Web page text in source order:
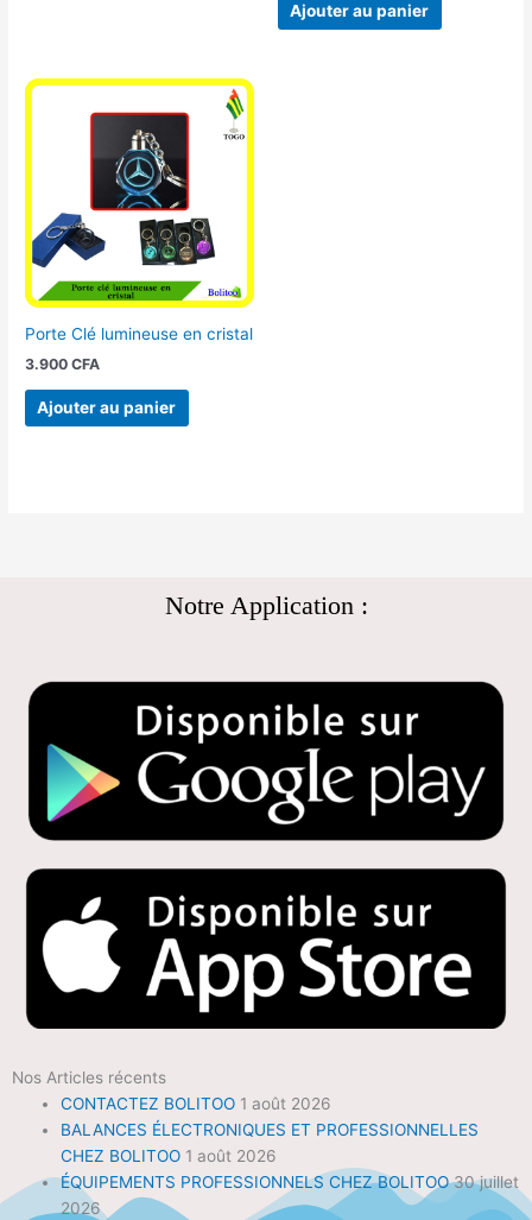
Ajouter au panier
Porte Clé lumineuse en cristal
3.900CFA
Ajouter au panier
Notre Application :
Nos Articles récents
CONTACTEZ BOLITOO 1 août 2026
BALANCES ÉLECTRONIQUES ET PROFESSIONNELLES
CHEZ BOLITOO 1 août 2026
ÉQUIPEMENTS PROFESSIONNELS CHEZ BOLITOO 30 juillet
2026